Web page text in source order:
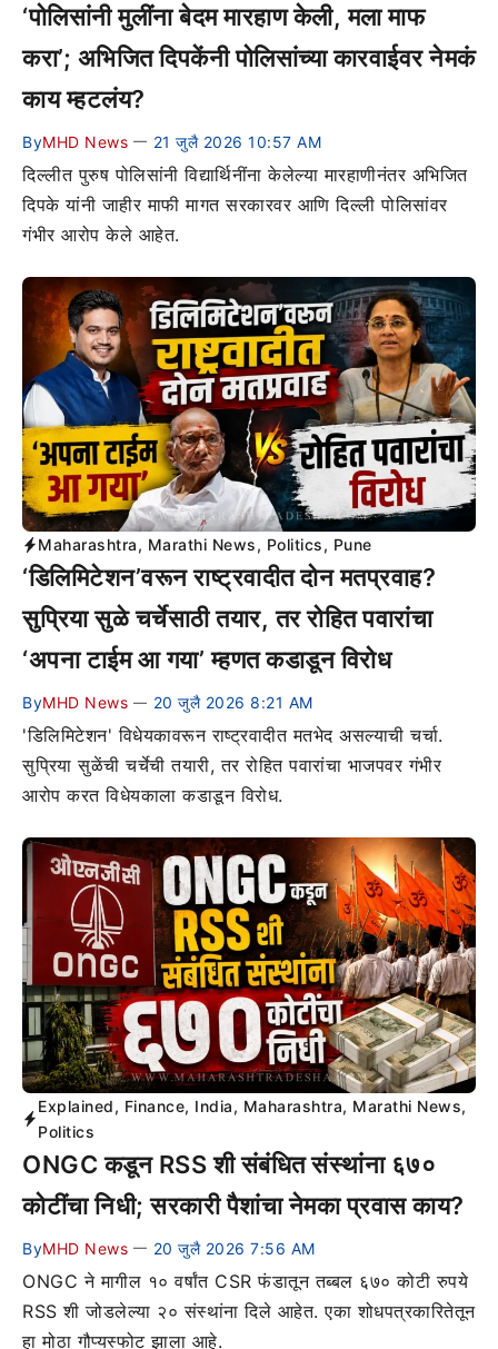
‘पोलिसांनी मुलींना बेदम मारहाण केली, मला माफ
करा’; अभिजित दिपकेंनी पोलिसांच्या कारवाईवर नेमकं
काय म्हटलंय?
ByMHD News — 21 जुलै 2026 10:57 AM
दिल्लीत पुरुष पोलिसांनी विद्यार्थिनींना केलेल्या मारहाणीनंतर अभिजित
दिपके यांनी जाहीर माफी मागत सरकारवर आणि दिल्ली पोलिसांवर
गंभीर आरोप केले आहेत.
Maharashtra, Marathi News, Politics, Pune
‘डिलिमिटेशन’वरून राष्ट्रवादीत दोन मतप्रवाह?
सुप्रिया सुळे चर्चेसाठी तयार, तर रोहित पवारांचा
‘अपना टाईम आ गया’ म्हणत कडाडून विरोध
ByMHD News — 20 जुलै 2026 8:21 AM
'डिलिमिटेशन' विधेयकावरून राष्ट्रवादीत मतभेद असल्याची चर्चा.
सुप्रिया सुळेंची चर्चेची तयारी, तर रोहित पवारांचा भाजपवर गंभीर
आरोप करत विधेयकाला कडाडून विरोध.
Explained, Finance, India, Maharashtra, Marathi News,
Politics
ONGC कडून RSS शी संबंधित संस्थांना ६७०
कोटींचा निधी; सरकारी पैशांचा नेमका प्रवास काय?
ByMHD News — 20 जुलै 2026 7:56 AM
ONGC ने मागील १० वर्षांत CSR फंडातून तब्बल ६७० कोटी रुपये
RSS शी जोडलेल्या २० संस्थांना दिले आहेत. एका शोधपत्रकारितेतून
हा मोठा गौप्यस्फोट झाला आहे.